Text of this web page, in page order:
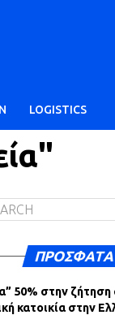
LOGISTICS
50% στην ζήτηση
κατοικία στην